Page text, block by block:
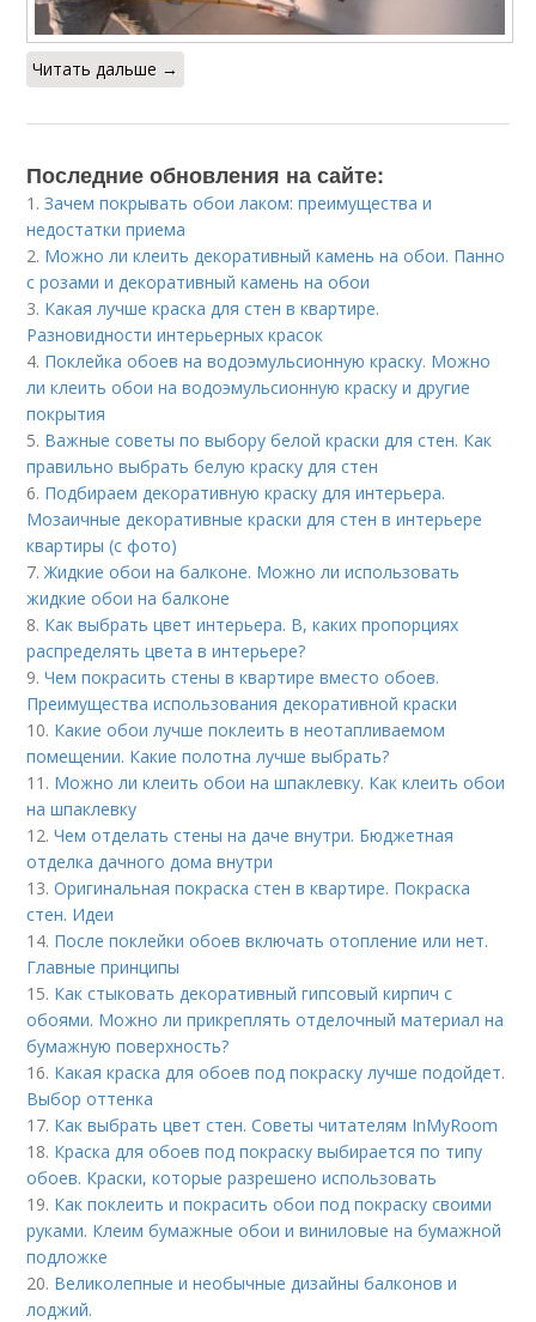
Читать дальше →
Последние обновления на сайте:
1.Зачем покрывать обои лаком: преимущества и
недостатки приема
2. Можно ли клеить декоративный камень на обои. Панно
с розами и декоративный камень на обои
3. Какая лучше краска для стен в квартире.
Разновидности интерьерных красок
4. Поклейка обоев на водоэмульсионную краску. Можно
ли клеить обои на водоэмульсионную краску и другие
покрытия
5. Важные советы по выбору белой краски для стен. Как
правильно выбрать белую краску для стен
6. Подбираем декоративную краску для интерьера.
Мозаичные декоративные краски для стен в интерьере
квартиры (с фото)
7.Жидкие обои на балконе. Можно ли использовать
жидкие обои на балконе
8. Как выбрать цвет интерьера. В, каких пропорциях
распределять цвета в интерьере?
9.Чем покрасить стены в квартире вместо обоев.
Преимущества использования декоративной краски
10. Какие обои лучше поклеить в неотапливаемом
помещении. Какие полотна лучше выбрать?
11. Можно ли клеить обои на шпаклевку. Как клеить обои
на шпаклевку
12.Чем отделать стены на даче внутри. Бюджетная
отделка дачного дома внутри
13.Оригинальная покраска стен в квартире. Покраска
стен. Идеи
14. После поклейки обоев включать отопление или нет.
Главные принципы
15. Как стыковать декоративный гипсовый кирпич с
обоями. Можно ли прикреплять отделочный материал на
бумажную поверхность?
16. Какая краска для обоев под покраску лучше подойдет.
Выбор оттенка
17. Как выбрать цвет стен. Советы читателям InMyRoom
18. Краска для обоев под покраску выбирается по типу
обоев. Краски, которые разрешено использовать
19. Как поклеить и покрасить обои под покраску своими
руками. Клеим бумажные обои и виниловые на бумажной
подложке
20. Великолепные и необычные дизайны балконов и
лоджий.